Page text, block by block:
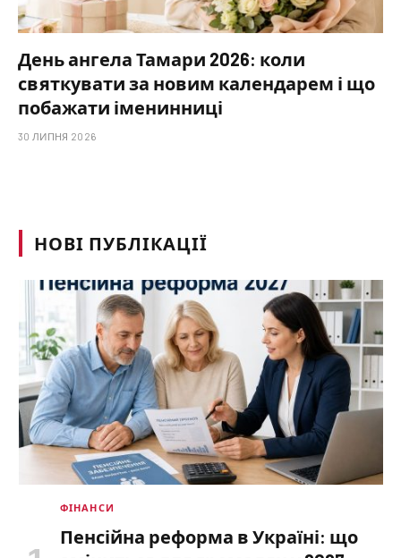
День ангела Тамари 2026: коли
святкувати за новим календарем і що
побажати іменинниці
30 ЛИПНЯ 2026
НОВІ ПУБЛІКАЦІЇ
ФІНАНСИ
Пенсійна реформа в Україні: що